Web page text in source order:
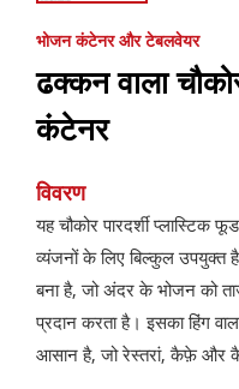
भोजन कंटेनर और टेबलवेयर
ढक्कन वाला
कंटेनर
विवरण
यह चौकोर पारदर्शी
व्यंजनों के लिए बिल्कुल उपयुक्त
बना है, जो अंदर के भोजन को
प्रदान करता है। इसका हिंग
आसान है, जो रेस्तरां, कैफ़े और